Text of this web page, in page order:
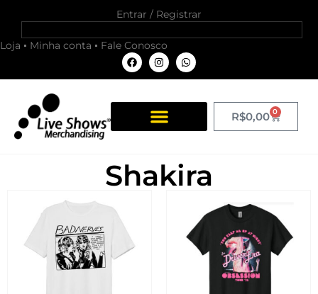
Entrar / Registrar
Loja Minha conta Fale Conosco
R$0,00 0
Shakira